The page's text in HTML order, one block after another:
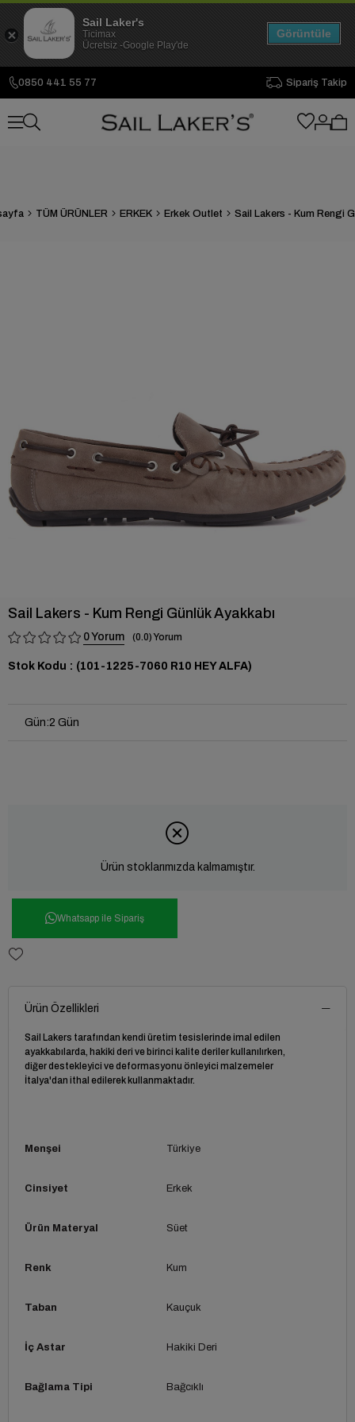
0850 441 55 77 Sipariş Takip
TÜM ÜRÜNLER ERKEK Erkek Outlet
Sail Lakers - Kum Rengi Günlük Ayakkabı
0 0.0
Stok Kodu (101-1225-7060 R10 HEY ALFA)
Gün:2 Gün
Ürün stoklarımızda kalmamıştır.
Whatsapp ile Sipariş
Ürün Özellikleri
Sail Lakers tarafından kendi üretim tesislerinde imal edilen
ayakkabılarda, hakiki deri ve birinci kalite deriler kullanılırken,
diğer destekleyici ve deformasyonu önleyici malzemeler
İtalya'dan ithal edilerek kullanmaktadır.
Menşei Türkiye
Cinsiyet Erkek
Ürün Materyal Süet
Renk Kum
Taban Kauçuk
İç Astar Hakiki Deri
Bağlama Tipi Bağcıklı
Sail Laker's
Ticimax
Ücretsiz -Google Play'de
Görüntüle